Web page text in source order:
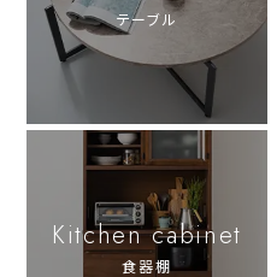
テーブル
Kitchen cabinet
食器棚